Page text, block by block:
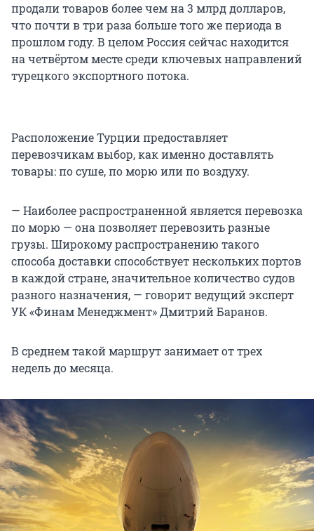
продали товаров более чем на 3 млрд долларов,
что почти в три раза больше того же периода в
прошлом году. В целом Россия сейчас находится
на четвёртом месте среди ключевых направлений
турецкого экспортного потока.
Расположение Турции предоставляет
перевозчикам выбор, как именно доставлять
товары: по суше, по морю или по воздуху.
— Наиболее распространенной является перевозка
по морю — она позволяет перевозить разные
грузы. Широкому распространению такого
способа доставки способствует нескольких портов
в каждой стране, значительное количество судов
разного назначения, — говорит ведущий эксперт
УК «Финам Менеджмент» Дмитрий Баранов.
В среднем такой маршрут занимает от трех
недель до месяца.